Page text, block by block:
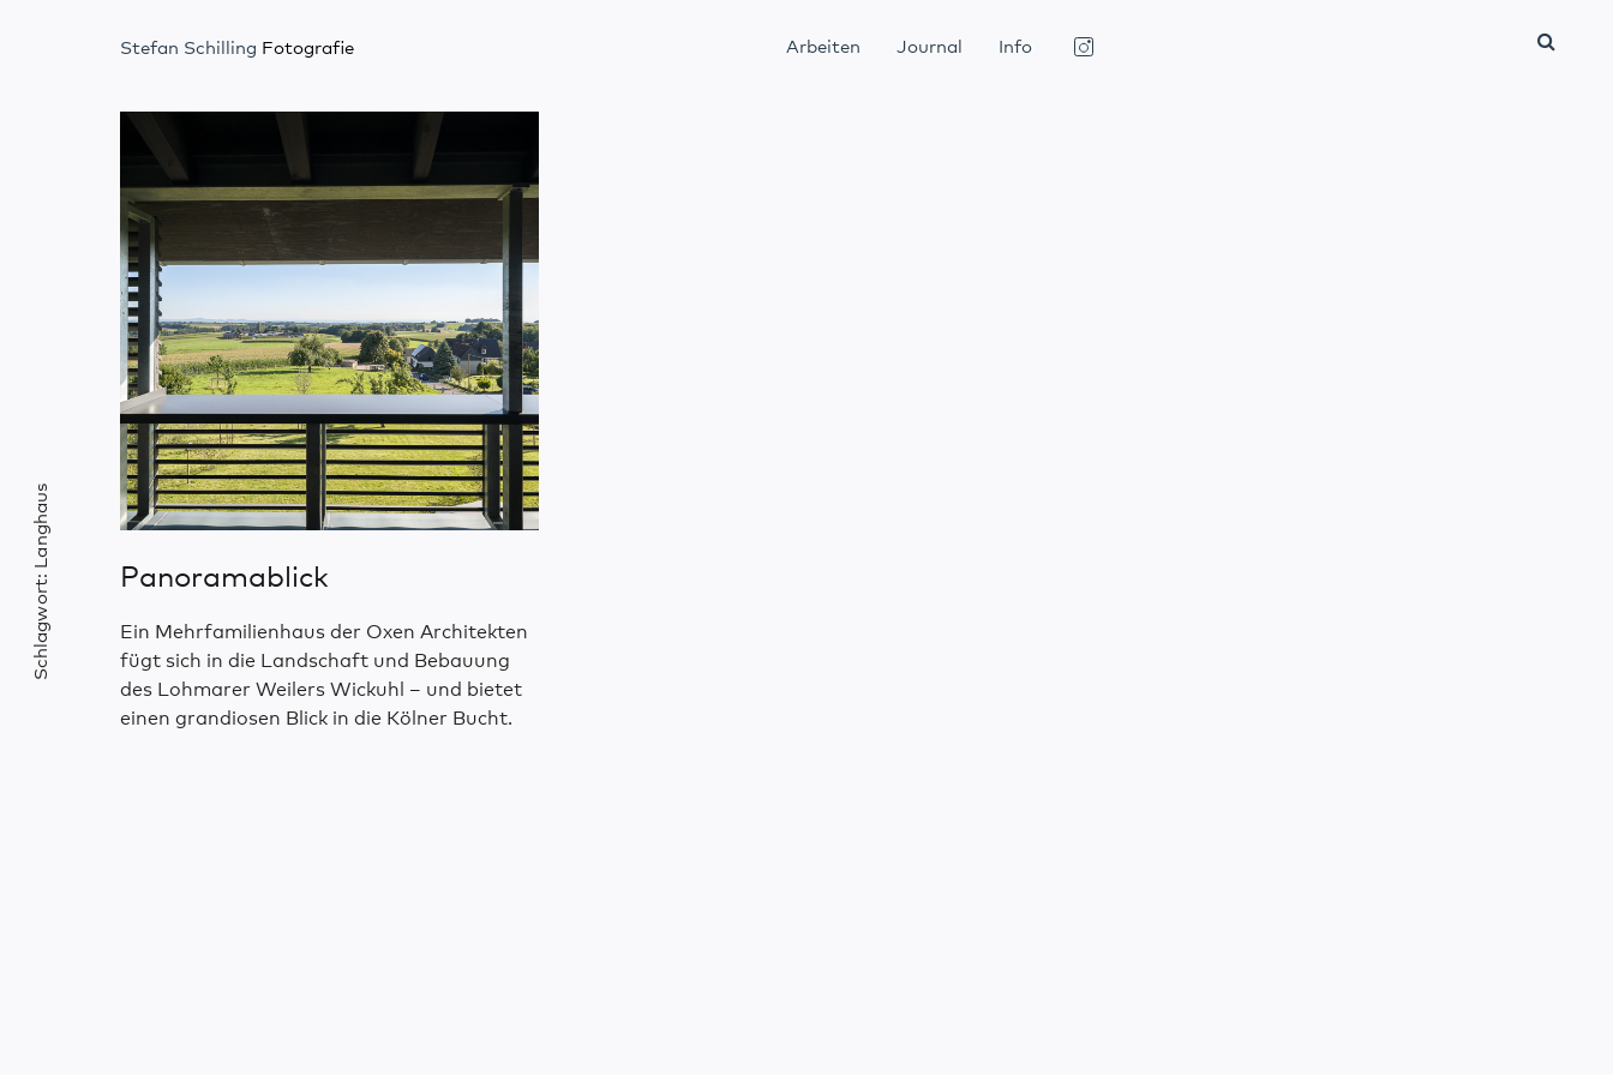
Stefan Schilling Fotografie Arbeiten Journal Info
Schlagwort:
Langhaus
Panoramablick
Ein Mehrfamilienhaus der Oxen Architekten
fügt sich in die Landschaft und Bebauung
des Lohmarer Weilers Wickuhl – und bietet
einen grandiosen Blick in die Kölner Bucht.